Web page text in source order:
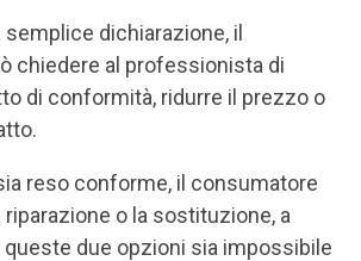
semplice dichiarazione, il
chiedere al professionista di
di conformità, ridurre il prezzo o
reso conforme, il consumatore
riparazione o la sostituzione, a
queste due opzioni sia impossibile